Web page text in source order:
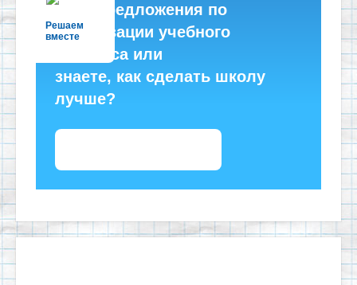
Решаем
вместе
Есть предложения по
организации учебного
процесса или
знаете, как сделать школу
лучше?